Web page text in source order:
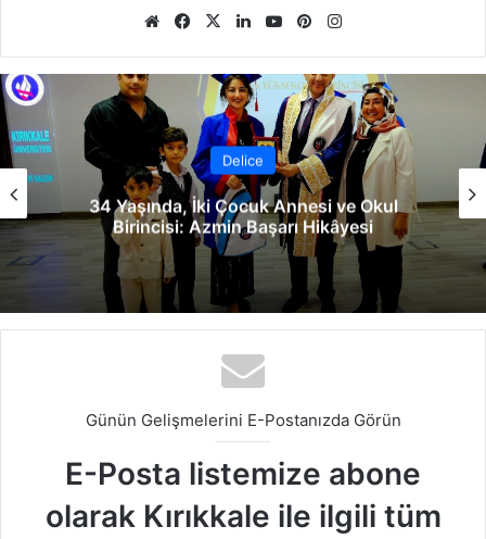
We
sit
Fa
bo
ok
X
Lin
dIn
Yo
ub
e
Pin
est ra
m
Delice
34 Yaşında, İki Çocuk Annesi ve Okul
Birincisi: Azmin Başarı Hikâyesi
Günün Gelişmelerini E-Postanızda Görün
E-Posta listemize abone
olarak Kırıkkale ile ilgili tüm